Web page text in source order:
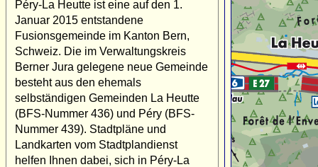
Péry-La Heutte ist eine auf den 1.
Januar 2015 entstandene
Fusionsgemeinde im Kanton Bern,
Schweiz. Die im Verwaltungskreis
Berner Jura gelegene neue Gemeinde
besteht aus den ehemals
selbständigen Gemeinden La Heutte
(BFS-Nummer 436) und Péry (BFS-
Nummer 439). Stadtpläne und
Landkarten vom Stadtplandienst
helfen Ihnen dabei, sich in Péry-La